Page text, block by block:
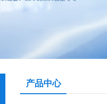
产品中心